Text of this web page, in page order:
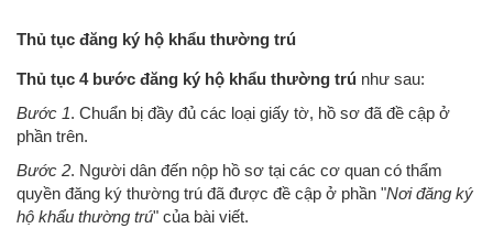
Thủ tục đăng ký hộ khẩu thường trú
Thủ tục 4 bước đăng ký hộ khẩu thường trú như sau:
Bước 1. Chuẩn bị đầy đủ các loại giấy tờ, hồ sơ đã đề cập ở
phần trên.
Bước 2. Người dân đến nộp hồ sơ tại các cơ quan có thẩm
quyền đăng ký thường trú đã được đề cập ở phần "Nơi đăng ký
hộ khẩu thường trú" của bài viết.